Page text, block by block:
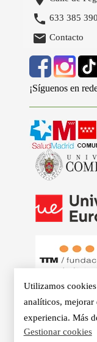
 633 385 390
 Contacto
¡Síguenos en
© 2026 -
Utilizamos
analíticos,
experiencia. Más
Gestionar cookies